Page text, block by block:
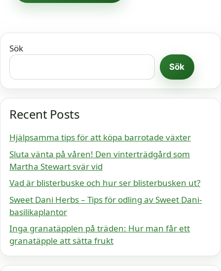
Sök
Sök
Recent Posts
Hjälpsamma tips för att köpa barrotade växter
Sluta vänta på våren! Den vinterträdgård som
Martha Stewart svär vid
Vad är blisterbuske och hur ser blisterbusken ut?
Sweet Dani Herbs – Tips för odling av Sweet Dani-
basilikaplantor
Inga granatäpplen på träden: Hur man får ett
granatäpple att sätta frukt